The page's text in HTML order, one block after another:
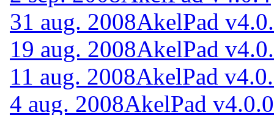
31 aug. 2008AkelPad
19 aug. 2008AkelPad
11 aug. 2008AkelPad
4 aug. 2008AkelPad v4.0.0